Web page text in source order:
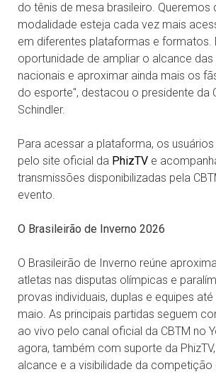
do tênis de mesa brasileiro. Queremos
modalidade esteja cada vez mais
em diferentes plataformas e formatos.
oportunidade de ampliar o alcance
nacionais e aproximar ainda mais os
do esporte", destacou o presidente da
Schindler.
Para acessar a plataforma, os
pelo site oficial da PhizTV e
transmissões disponibilizadas pela
evento.
O Brasileirão de Inverno 2026
O Brasileirão de Inverno reúne
atletas nas disputas olímpicas e
provas individuais, duplas e equipes
maio. As principais partidas seguem
ao vivo pelo canal oficial da CBTM no
agora, também com suporte da
alcance e a visibilidade da competição